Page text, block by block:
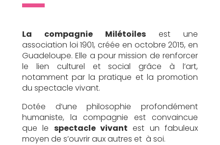
La compagnie Milétoiles est une
association loi 1901, créée en octobre 2015, en
Guadeloupe. Elle a pour mission de renforcer
le lien culturel et social grâce à l’art,
notamment par la pratique et la promotion
du spectacle vivant.
Dotée d’une philosophie profondément
humaniste, la compagnie est convaincue
que le spectacle vivant est un fabuleux
moyen de s’ouvrir aux autres et à soi.